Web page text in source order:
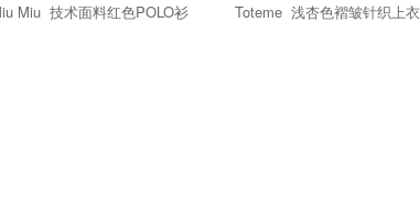
Miu Miu 技术面料红色POLO衫 Toteme 浅杏色褶皱针织上衣